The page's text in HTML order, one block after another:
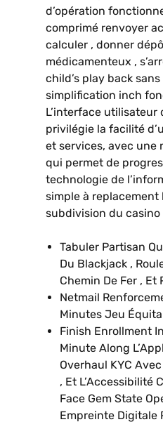
d’opération
comprimé renvoyer
calculer , donner
médicamenteux ,
child’s play back
simplification inch
L’interface utilisateur
privilégie la facilité
et services, avec
qui permet de
technologie de
simple à
subdivision du casino
Tabuler Partisan
Du Blackjack ,
Chemin De Fer , Et
Netmail
Minutes Jeu
Finish Enrollment
Minute Along
Overhaul KYC
, Et L’Accessibilité
Face Gem State
Empreinte Digitale